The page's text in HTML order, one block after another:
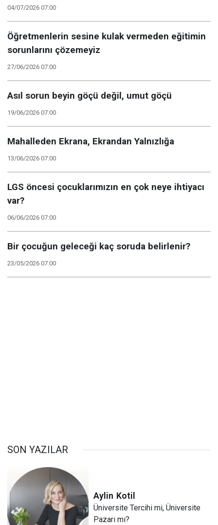
04/07/2026 07:00
Öğretmenlerin sesine kulak vermeden eğitimin
sorunlarını çözemeyiz
27/06/2026 07:00
Asıl sorun beyin göçü değil, umut göçü
19/06/2026 07:00
Mahalleden Ekrana, Ekrandan Yalnızlığa
13/06/2026 07:00
LGS öncesi çocuklarımızın en çok neye ihtiyacı
var?
06/06/2026 07:00
Bir çocuğun geleceği kaç soruda belirlenir?
23/05/2026 07:00
SON YAZILAR
Aylin Kotil
Üniversite Tercihi mi, Üniversite
Pazarı mı?